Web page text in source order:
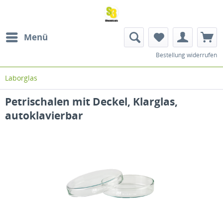
Menü
Bestellung widerrufen
Laborglas
Petrischalen mit Deckel, Klarglas,
autoklavierbar